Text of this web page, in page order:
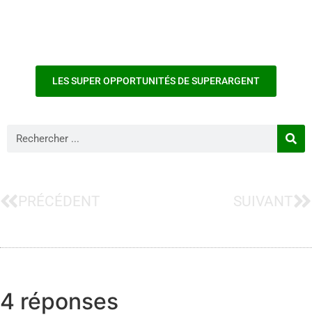
LES SUPER OPPORTUNITÉS DE SUPERARGENT
PRÉCÉDENT SUIVANT
4 réponses